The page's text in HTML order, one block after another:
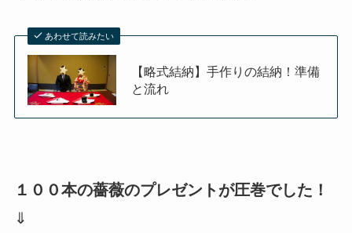
あわせて読みたい
【略式結納】手作りの結納！準備
と流れ
１００本の薔薇のプレゼントが圧巻でした！
⇓